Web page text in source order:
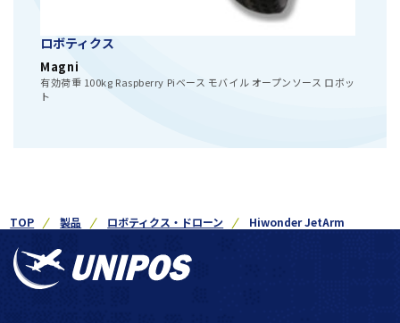
ロボティクス
Magni
有効荷重 100kg Raspberry Piベース モバイル オープンソース ロボッ
ト
TOP 製品 ロボティクス・ドローン Hiwonder JetArm